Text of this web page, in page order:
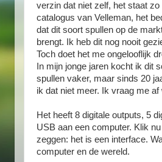
verzin dat niet zelf, het staat zo
catalogus van Velleman, het
dat dit soort spullen op de
brengt. Ik heb dit nog nooit
Toch doet het me ongelooflijk
In mijn jonge jaren kocht ik dit
spullen vaker, maar sinds 20
ik dat niet meer. Ik vraag me af
Het heeft 8 digitale outputs, 5
USB aan een computer. Klik
zeggen: het is een interface.
computer en de wereld.